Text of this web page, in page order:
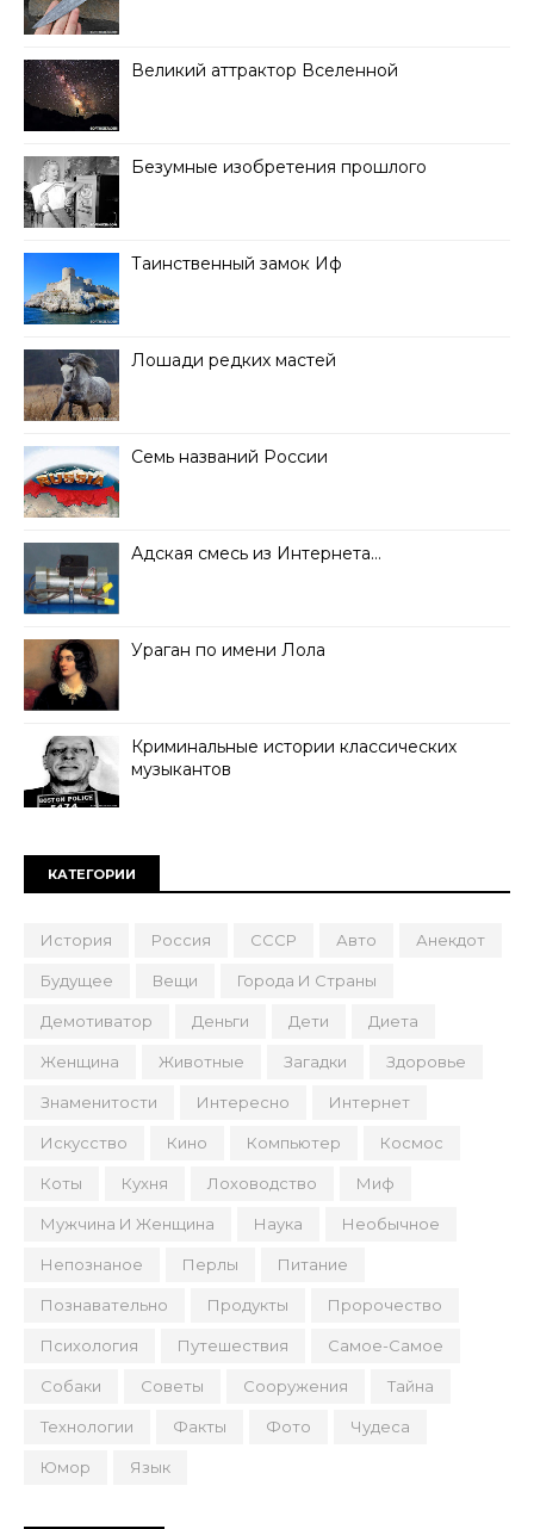
Великий аттрактор Вселенной
Безумные изобретения прошлого
Таинственный замок Иф
Лошади редких мастей
Семь названий России
Адская смесь из Интернета…
Ураган по имени Лола
Криминальные истории классических
музыкантов
КАТЕГОРИИ
История Россия СССР Авто Анекдот
Будущее Вещи Города И Страны
Демотиватор Деньги Дети Диета
Женщина Животные Загадки Здоровье
Знаменитости Интересно Интернет
Искусство Кино Компьютер Космос
Коты Кухня Лоховодство Миф
Мужчина И Женщина Наука Необычное
Непознаное Перлы Питание
Познавательно Продукты Пророчество
Психология Путешествия Самое-Самое
Собаки Советы Сооружения Тайна
Технологии Факты Фото Чудеса
Юмор Язык